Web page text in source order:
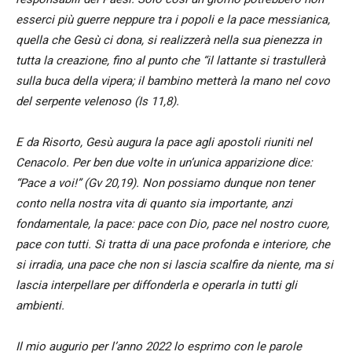
esserci più guerre neppure tra i popoli e la pace messianica,
quella che Gesù ci dona, si realizzerà nella sua pienezza in
tutta la creazione, fino al punto che “il lattante si trastullerà
sulla buca della vipera; il bambino metterà la mano nel covo
del serpente velenoso (Is 11,8).
E da Risorto, Gesù augura la pace agli apostoli riuniti nel
Cenacolo. Per ben due volte in un’unica apparizione dice:
“Pace a voi!” (Gv 20,19). Non possiamo dunque non tener
conto nella nostra vita di quanto sia importante, anzi
fondamentale, la pace: pace con Dio, pace nel nostro cuore,
pace con tutti. Si tratta di una pace profonda e interiore, che
si irradia, una pace che non si lascia scalfire da niente, ma si
lascia interpellare per diffonderla e operarla in tutti gli
ambienti.
Il mio augurio per l’anno 2022 lo esprimo con le parole